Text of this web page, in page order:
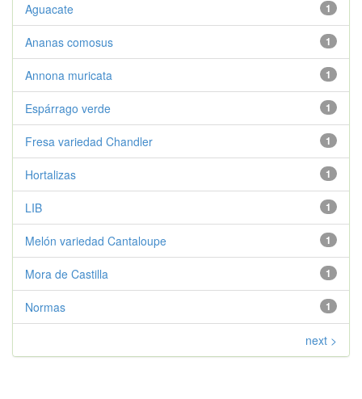
1
Aguacate
1
Ananas comosus
1
Annona muricata
1
Espárrago verde
1
Fresa variedad Chandler
1
Hortalizas
1
LIB
1
Melón variedad Cantaloupe
1
Mora de Castilla
1
Normas
next >